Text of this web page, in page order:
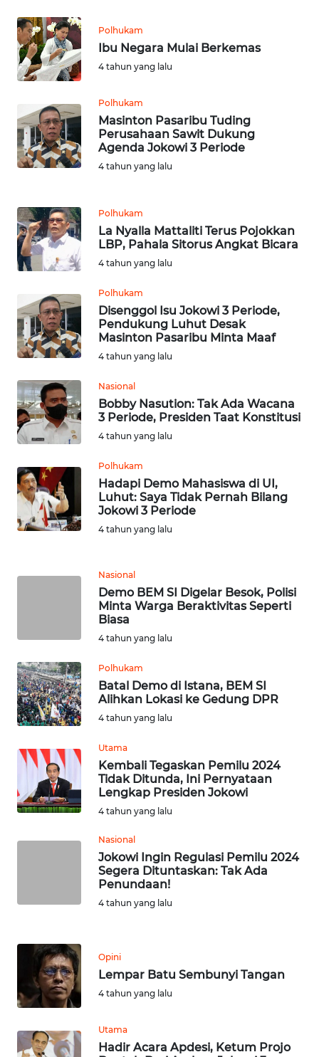
Polhukam
Ibu Negara Mulai Berkemas
4 tahun yang lalu
Polhukam
Masinton Pasaribu Tuding
Perusahaan Sawit Dukung
Agenda Jokowi 3 Periode
4 tahun yang lalu
Polhukam
La Nyalla Mattaliti Terus Pojokkan
LBP, Pahala Sitorus Angkat Bicara
4 tahun yang lalu
Polhukam
Disenggol Isu Jokowi 3 Periode,
Pendukung Luhut Desak
Masinton Pasaribu Minta Maaf
4 tahun yang lalu
Nasional
Bobby Nasution: Tak Ada Wacana
3 Periode, Presiden Taat Konstitusi
4 tahun yang lalu
Polhukam
Hadapi Demo Mahasiswa di UI,
Luhut: Saya Tidak Pernah Bilang
Jokowi 3 Periode
4 tahun yang lalu
Nasional
Demo BEM SI Digelar Besok, Polisi
Minta Warga Beraktivitas Seperti
Biasa
4 tahun yang lalu
Polhukam
Batal Demo di Istana, BEM SI
Alihkan Lokasi ke Gedung DPR
4 tahun yang lalu
Utama
Kembali Tegaskan Pemilu 2024
Tidak Ditunda, Ini Pernyataan
Lengkap Presiden Jokowi
4 tahun yang lalu
Nasional
Jokowi Ingin Regulasi Pemilu 2024
Segera Dituntaskan: Tak Ada
Penundaan!
4 tahun yang lalu
Opini
Lempar Batu Sembunyi Tangan
4 tahun yang lalu
Utama
Hadir Acara Apdesi, Ketum Projo
WN
PAPUA
WN
BARAT
WN
RIAU
SERAMBI
WN
JAMBI
WN
SULTRA
WN
WN
SULTENG
SULBAR
WN
BABEL
SUMBAR
WN
BENGKULU
WN
WN
JATENG
NUSANTARA
JATIM
WN
BALI
WN
KALBAR